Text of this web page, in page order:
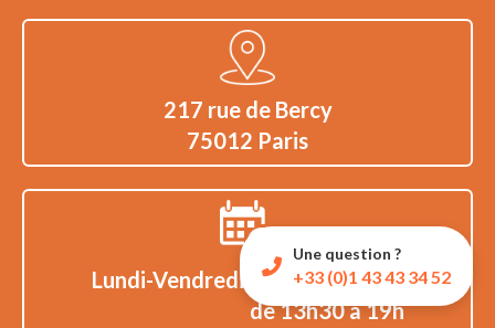
Une question ?
+33 (0)1 43 43 34 52
217 rue de Bercy
75012 Paris
Lundi-Vendredi:
de 9h à 12h30
de 13h30 à 19h